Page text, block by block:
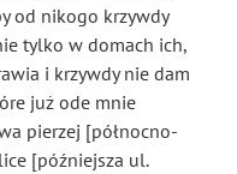
od nikogo krzywdy
tylko w domach ich,
i krzywdy nie dam
już ode mnie
pierzej [północno-
[późniejsza ul.